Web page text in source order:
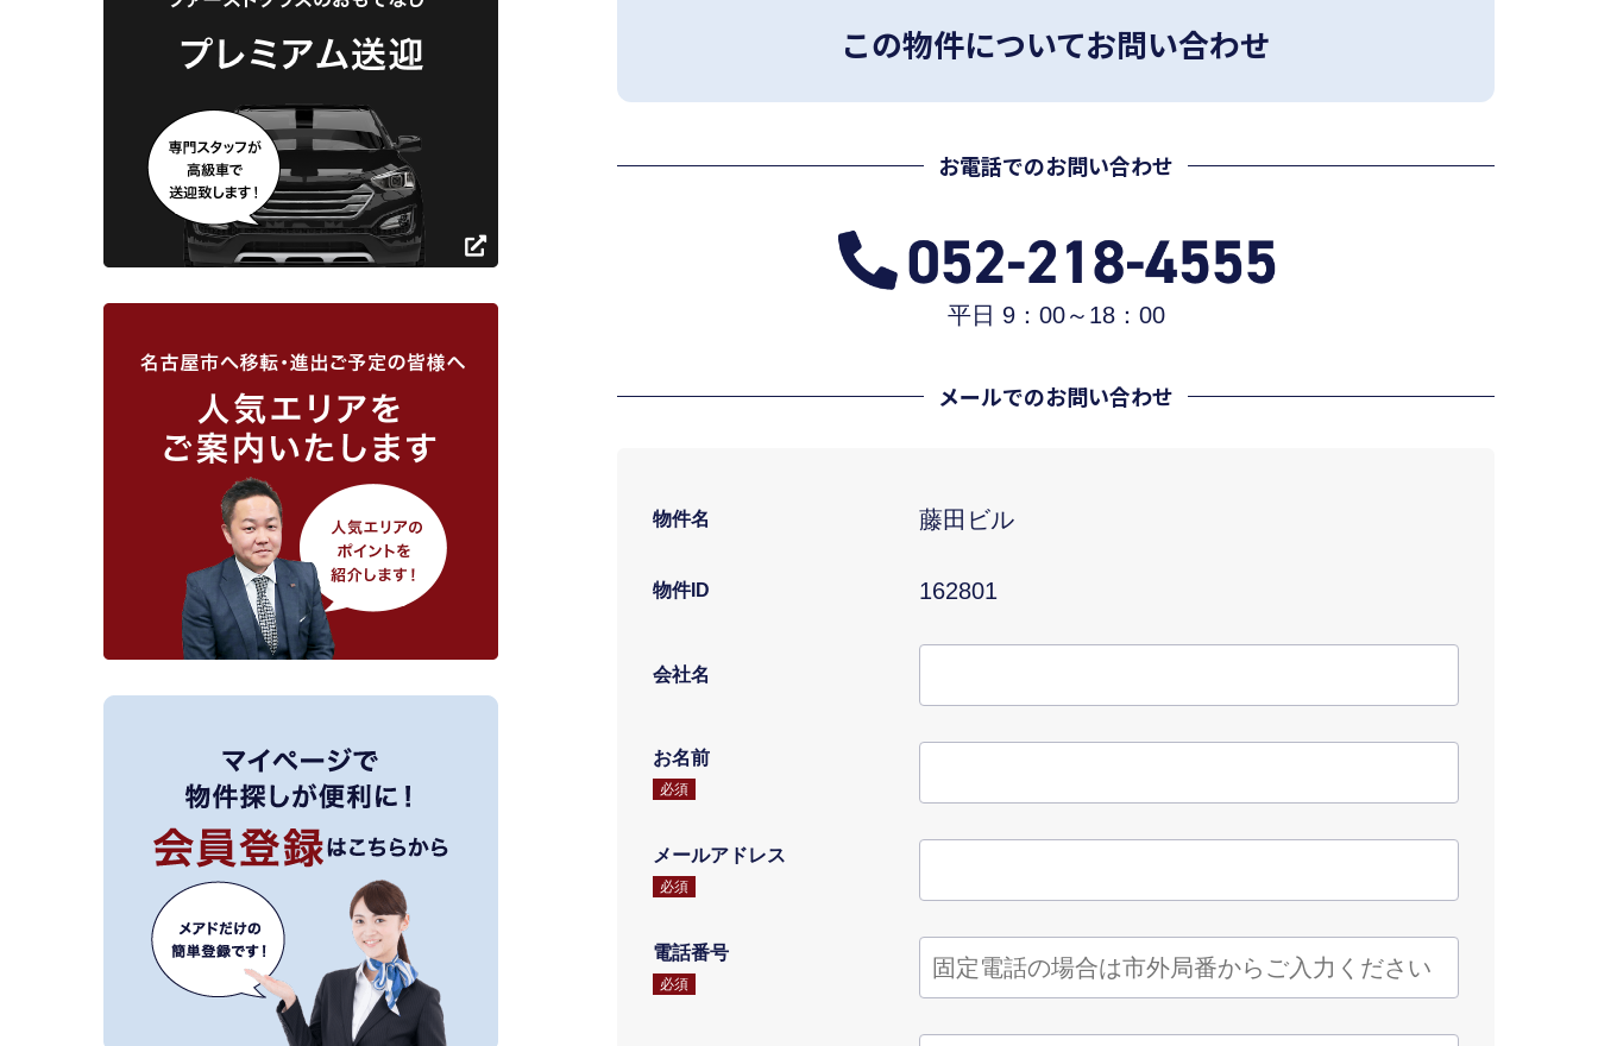
この物件についてお問い合わせ
お電話でのお問い合わせ
平日 9：00～18：00
メールでのお問い合わせ
物件名 藤田ビル
物件ID 162801
会社名
お名前
必須
メールアドレス
必須
電話番号
必須